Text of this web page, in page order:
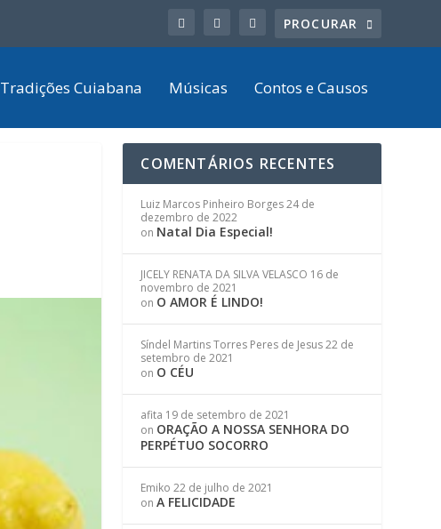
Tradições Cuiabana Músicas Contos e Causos
COMENTÁRIOS RECENTES
Luiz Marcos Pinheiro Borges24 de
dezembro de 2022
on Natal Dia Especial!
JICELY RENATA DA SILVA VELASCO 16 de
novembro de 2021
on O AMOR É LINDO!
Síndel Martins Torres Peres de Jesus22 de
setembro de 2021
on O CÉU
afita 19 de setembro de 2021
on ORAÇÃO A NOSSA SENHORA DO
PERPÉTUO SOCORRO
Emiko 22 de julho de 2021
onA FELICIDADE